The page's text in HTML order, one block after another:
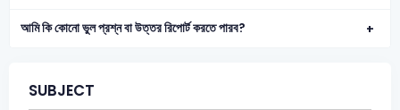
আমি কি কোনো ভুল প্রশ্ন বা উত্তর রিপোর্ট করতে পারব?
SUBJECT